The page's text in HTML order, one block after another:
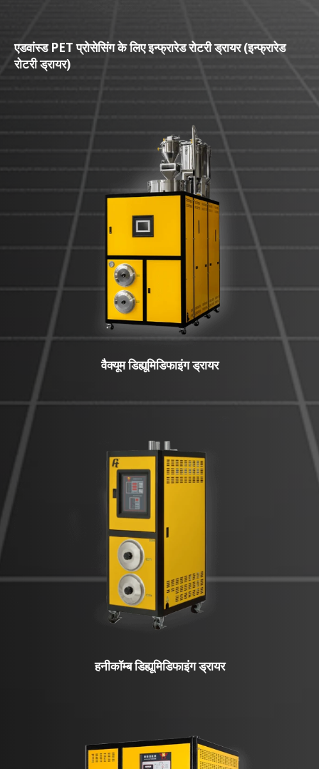
एडवांस्ड PET प्रोसेसिंग के लिए इन्फ्रारेड रोटरी ड्रायर (इन्फ्रारेड
रोटरी ड्रायर)
वैक्यूम डिह्यूमिडिफाइंग ड्रायर
हनीकॉम्ब डिह्यूमिडिफाइंग ड्रायर